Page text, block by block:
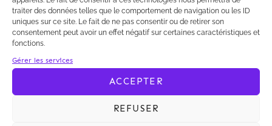
traiter des données telles que le comportement de navigation ou les ID
uniques sur ce site. Le fait de ne pas consentir ou de retirer son
consentement peut avoir un effet négatif sur certaines caractéristiques et
fonctions.
Gérer les services
ACCEPTER
REFUSER
de régulariser une autorisation
d’exploiter une ICPE après sa
délivrance et, d’autre part, de la
prévoir une évaluation financière des
mesures envisagées pour la remise en
état du site.